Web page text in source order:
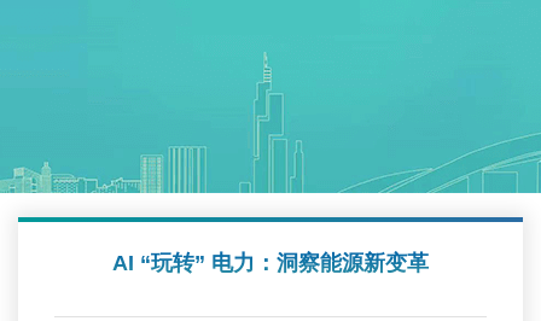
AI “玩转” 电力：洞察能源新变革